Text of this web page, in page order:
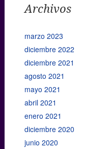
Archivos
marzo 2023
diciembre 2022
diciembre 2021
agosto 2021
mayo 2021
abril 2021
enero 2021
diciembre 2020
junio 2020